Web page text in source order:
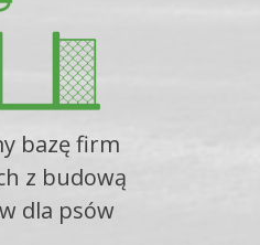
bazę firm
z budową
dla psów